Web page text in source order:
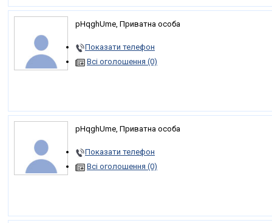
pHqghUme, Приватна особа
Показати телефон
Всі оголошення (0)
pHqghUme, Приватна особа
Показати телефон
Всі оголошення (0)